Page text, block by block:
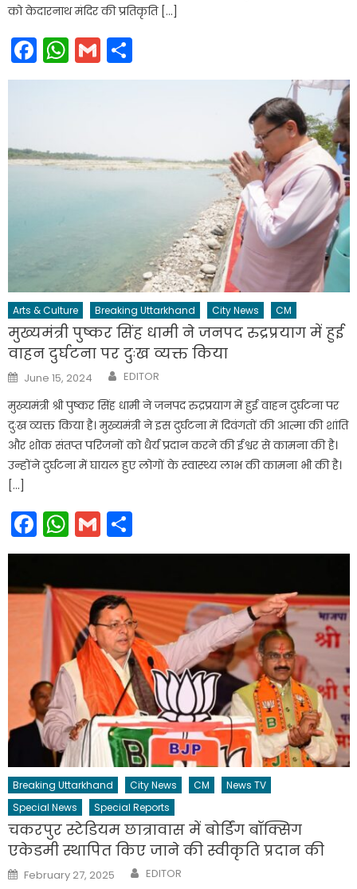
को केदारनाथ मंदिर की प्रतिकृति […]
Facebook
WhatsApp
Gmail
Arts & Culture Breaking Uttarkhand City News CM
मुख्यमंत्री पुष्कर सिंह धामी ने जनपद रुद्रप्रयाग में हुई
वाहन दुर्घटना पर दुःख व्यक्त किया
Posted
on
June 15, 2024 Author
EDITOR
मुख्यमंत्री श्री पुष्कर सिंह धामी ने जनपद रुद्रप्रयाग में हुई वाहन दुर्घटना पर
दुःख व्यक्त किया है। मुख्यमंत्री ने इस दुर्घटना में दिवंगतों की आत्मा की शांति
और शोक संतप्त परिजनों को धैर्य प्रदान करने की ईश्वर से कामना की है।
उन्होंने दुर्घटना में घायल हुए लोगों के स्वास्थ्य लाभ की कामना भी की है।
[…]
Facebook
WhatsApp
Gmail
Breaking Uttarkhand City News CM
News TV
Special News
Special Reports
चकरपुर स्टेडियम छात्रावास में बोर्डिंग बॉक्सिग
एकेडमी स्थापित किए जाने की स्वीकृति प्रदान की
Posted
on
February 27, 2025 Author
EDITOR